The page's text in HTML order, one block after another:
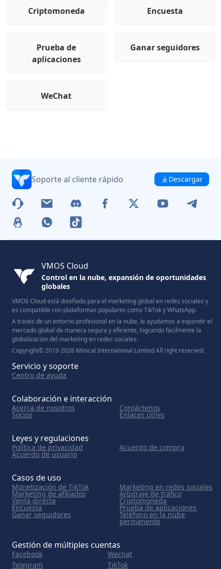
Criptomoneda Encuesta
Prueba de
aplicaciones
Ganar seguidores
WeChat
Soporte al cliente rápido Descargar
VMOS Cloud
Control en la nube, expansión de oportunidades
globales
VMOS Cloud está diseñado para el marketing global en redes sociales y
es compatible con plataformas populares como TikTok y WhatsApp.
A través de un entorno profesional en la nube, le ayudamos a expandir el
mercado global de manera segura y eficiente, logrando fácilmente la
globalización del marketing en redes sociales.
Copyright© 2019-2026 Minical International Limited All right reserved.
Servicio y soporte
Centro de ayuda
Colaboración e interacción
Acerca de nosotros Contáctenos
Socios Enlaces útiles
Leyes y regulaciones
Política de privacidad Acuerdo de compra
Acuerdo de usuario
Casos de uso
Monetización de TikTok Marketing en redes sociales
Marketing de afiliados Arbitraje de tráfico
Venta directa Criptomoneda
Encuesta Prueba de aplicaciones
Ganar seguidores Teléfono en la nube
permanente
Gestión de múltiples cuentas
Facebook
Wechat
Telegram
TikTok